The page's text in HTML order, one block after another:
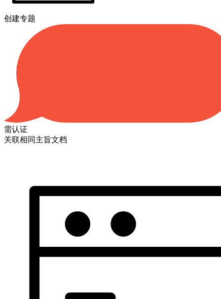
创建专题
需认证
关联相同主旨文档